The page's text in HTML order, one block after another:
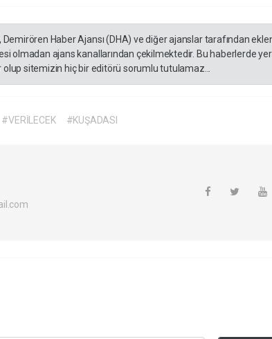
Haber Ajansı (DHA) ve diğer ajanslar tarafından
olmadan ajans kanallarından çekilmektedir. Bu haberlerde yer
sitemizin hiç bir editörü sorumlu tutulamaz...
#VERİLECEK #KUŞADASI